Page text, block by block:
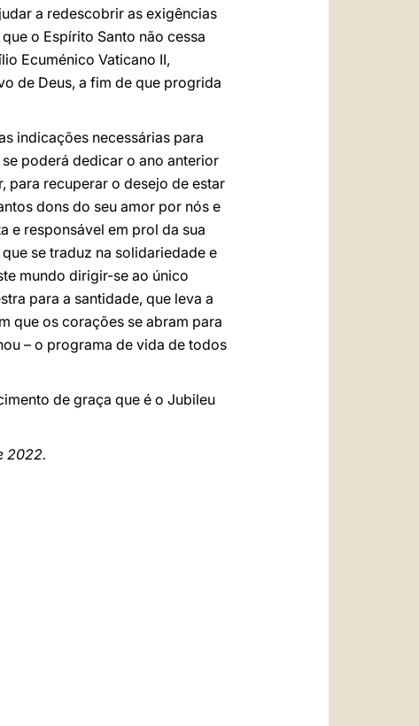
a redescobrir as exigências
o Espírito Santo não cessa
Ecuménico Vaticano II,
de Deus, a fim de que progrida
indicações necessárias para
poderá dedicar o ano anterior
para recuperar o desejo de estar
dons do seu amor por nós e
e responsável em prol da sua
se traduz na solidariedade e
mundo dirigir-se ao único
para a santidade, que leva a
que os corações se abram para
– o programa de vida de todos
de graça que é o Jubileu
2022.